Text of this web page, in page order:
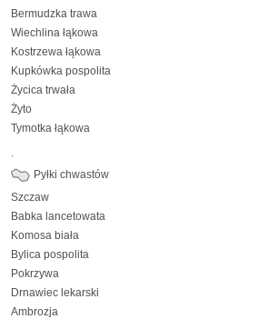
Bermudzka trawa
Wiechlina łąkowa
Kostrzewa łąkowa
Kupkówka pospolita
Życica trwała
Żyto
Tymotka łąkowa
Pyłki chwastów
Szczaw
Babka lancetowata
Komosa biała
Bylica pospolita
Pokrzywa
Drnawiec lekarski
Ambrozja